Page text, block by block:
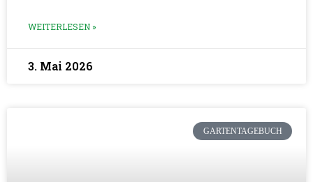
WEITERLESEN »
3. Mai 2026
GARTENTAGEBUCH